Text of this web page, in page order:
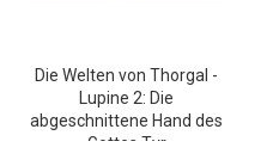
Die Welten von Thorgal -
Lupine 2: Die
abgeschnittene Hand des
Gottes Tyr